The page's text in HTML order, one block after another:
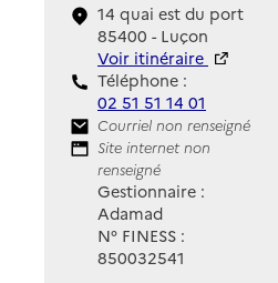
14 quai est du port
85400 - Luçon
Voir itinéraire
Téléphone :
02 51 51 14 01
Contact
Courriel non renseigné
Site Internet
Site internet non
renseigné
Gestionnaire :
Adamad
N° FINESS :
850032541